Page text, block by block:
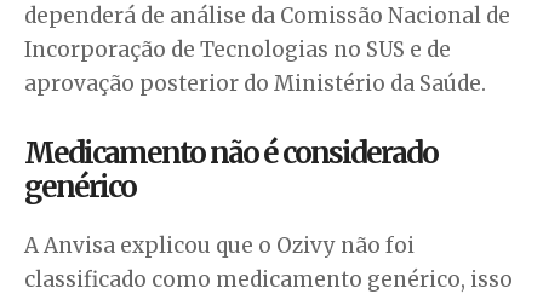
dependerá de análise da Comissão Nacional de
Incorporação de Tecnologias no SUS e de
aprovação posterior do Ministério da Saúde.
Medicamento não é considerado
genérico
A Anvisa explicou que o Ozivy não foi
classificado como medicamento genérico, isso